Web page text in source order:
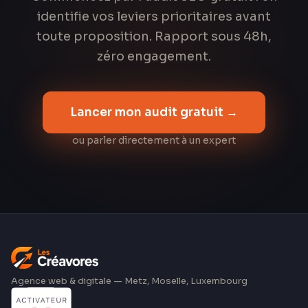
identifie vos leviers prioritaires avant
toute proposition. Rapport sous 48h,
zéro engagement.
Lancer mon audit gratuit →
ou parler directement à un expert
Agence web & digitale — Metz, Moselle, Luxembourg